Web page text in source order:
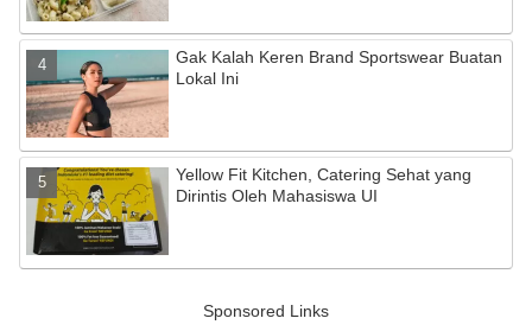
Gak Kalah Keren Brand Sportswear Buatan
Lokal Ini
Yellow Fit Kitchen, Catering Sehat yang
Dirintis Oleh Mahasiswa UI
Sponsored Links